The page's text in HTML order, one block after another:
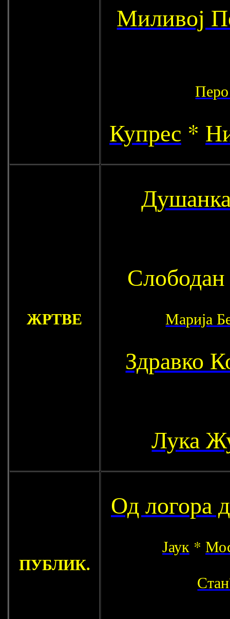
Миливој
Купрес *
ЖРТВЕ Марија
Здравко
Лука
ПУБЛИК.
Од логора
Јаук *